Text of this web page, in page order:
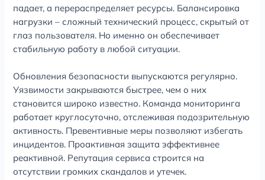
падает, а перераспределяет ресурсы. Балансировка
нагрузки – сложный технический процесс, скрытый от
глаз пользователя. Но именно он обеспечивает
стабильную работу в любой ситуации.
Обновления безопасности выпускаются регулярно.
Уязвимости закрываются быстрее, чем о них
становится широко известно. Команда мониторинга
работает круглосуточно, отслеживая подозрительную
активность. Превентивные меры позволяют избегать
инцидентов. Проактивная защита эффективнее
реактивной. Репутация сервиса строится на
отсутствии громких скандалов и утечек.